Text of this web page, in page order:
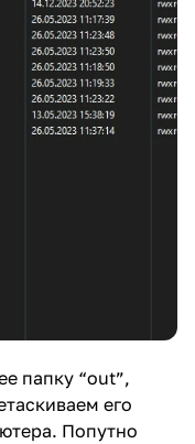
папку “out”,
его
Попутно